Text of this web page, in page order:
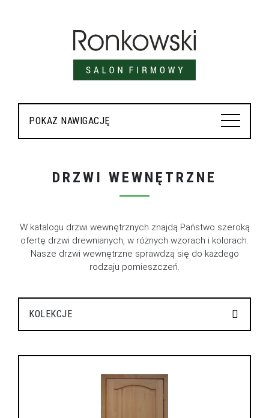
POKAŻ NAWIGACJĘ
DRZWI WEWNĘTRZNE
W katalogu drzwi wewnętrznych znajdą Państwo szeroką
ofertę drzwi drewnianych, w różnych wzorach i kolorach.
Nasze drzwi wewnętrzne sprawdzą się do każdego
rodzaju pomieszczeń.
KOLEKCJE